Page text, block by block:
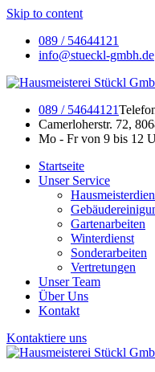
Skip to content
089 / 54644121
info@stueckl-gmbh.de
089 / 54644121
Camerloherstr. 72,
Mo - Fr von 9 bis 12
Startseite
Unser Service
Gartenarbeiten
Winterdienst
Sonderarbeiten
Vertretungen
Unser Team
Über Uns
Kontakt
Kontaktiere uns